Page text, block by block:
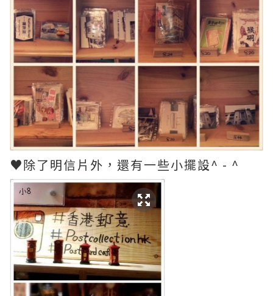
♥除了明信片外，還有一些小擺設^ - ^